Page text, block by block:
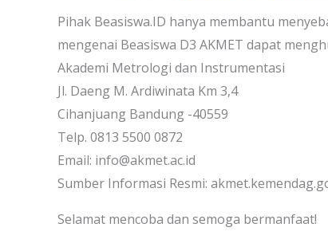
Pihak Beasiswa.ID hanya membantu
mengenai Beasiswa D3 AKMET dapat
Akademi Metrologi dan Instrumentasi
Jl. Daeng M. Ardiwinata Km 3,4
Cihanjuang Bandung -40559
Telp. 0813 5500 0872
Email: info@akmet.ac.id
Sumber Informasi Resmi:
Selamat mencoba dan semoga bermanfaat!